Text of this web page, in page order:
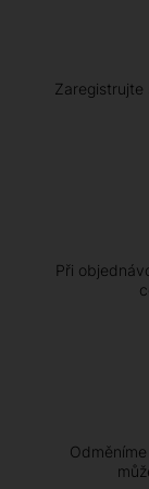
Zaregistrujte
Při